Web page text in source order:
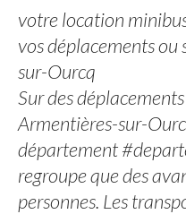
votre location
vos déplacements ou
sur-Ourcq
Sur des
Armentières-sur-
département
regroupe que des
personnes. Les